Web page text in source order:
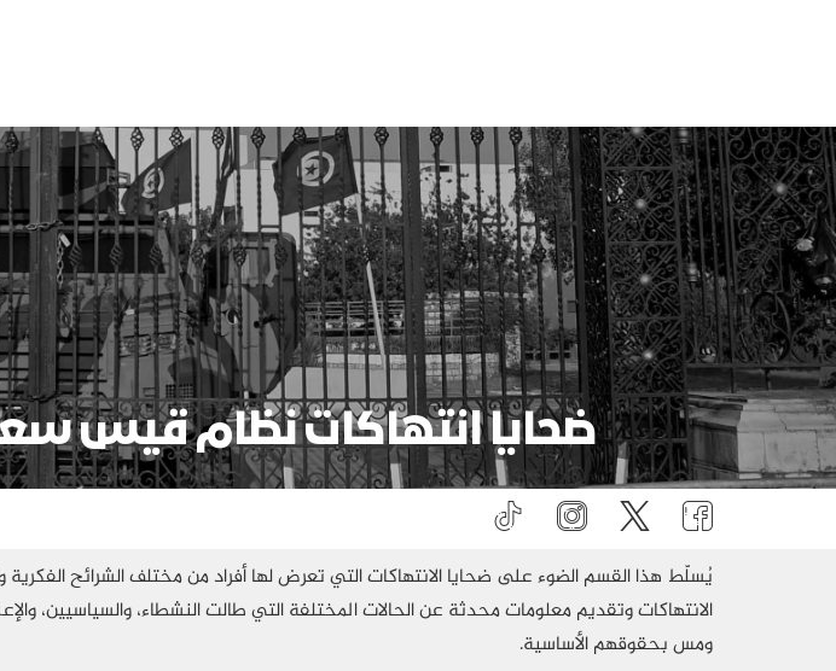
ضحايا انتهاكات نظام قيس
يُسلّط هذا القسم الضوء على ضحايا الانتهاكات التي تعرض لها أفراد من مختلف الشرائح
الانتهاكات وتقديم معلومات محدثة عن الحالات المختلفة التي طالت النشطاء، والسياسيين،
ومس بحقوقهم الأساسية.